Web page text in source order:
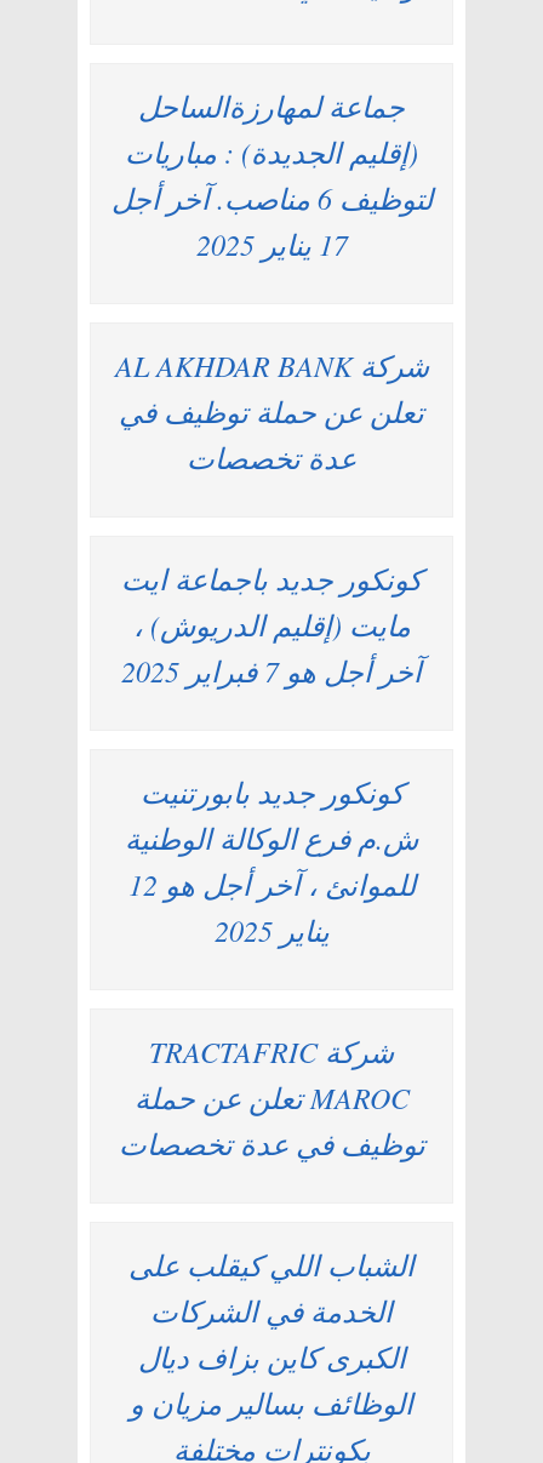
جماعة لمهارزةالساحل
(إقليم الجديدة) : مباريات
لتوظيف 6 مناصب. آخر أجل
17 يناير 2025
شركة AL AKHDAR BANK
تعلن عن حملة توظيف في
عدة تخصصات
كونكور جديد باجماعة ايت
مايت (إقليم الدريوش) ،
آخر أجل هو 7 فبراير 2025
كونكور جديد بابورتنيت
ش.م فرع الوكالة الوطنية
للموانئ ، آخر أجل هو 12
يناير 2025
شركة TRACTAFRIC
MAROC تعلن عن حملة
توظيف في عدة تخصصات
الشباب اللي كيقلب على
الخدمة في الشركات
الكبرى كاين بزاف ديال
الوظائف بسالير مزيان و
بكونترات مختلفة